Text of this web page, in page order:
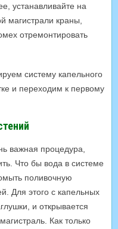
устанавливайте на
магистрали краны,
отремонтировать
систему капельного
и переходим к первому
важная процедура,
Что бы вода в системе
поливочную
Для этого с капельных
и открывается
Как только